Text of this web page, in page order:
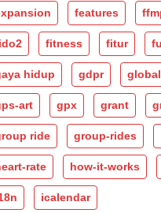
features
fitness fitur
hidup gdpr global
art gpx grant
ride group-rides
rate how-it-works
icalendar